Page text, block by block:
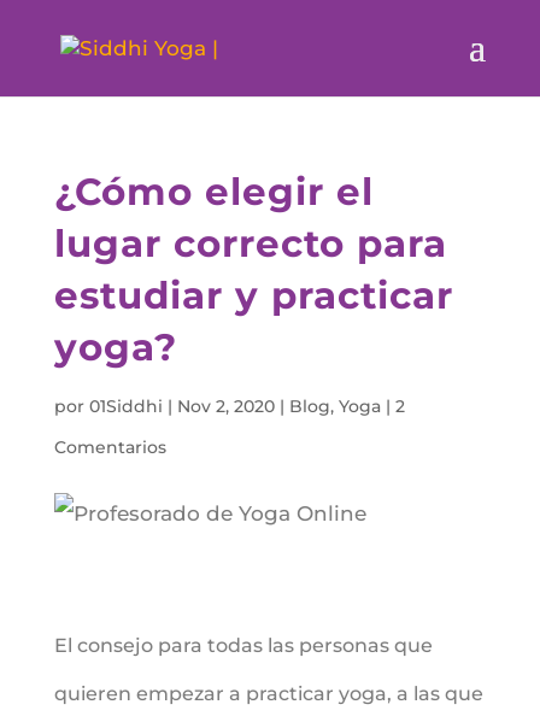
¿Cómo elegir el
lugar correcto para
estudiar y practicar
yoga?
por 01Siddhi | Nov 2, 2020| Blog, Yoga| 2
Comentarios
El consejo para todas las personas que
quieren empezar a practicar yoga, a las que